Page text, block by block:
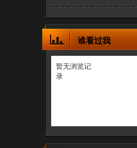
谁看过我
暂无浏览记
录